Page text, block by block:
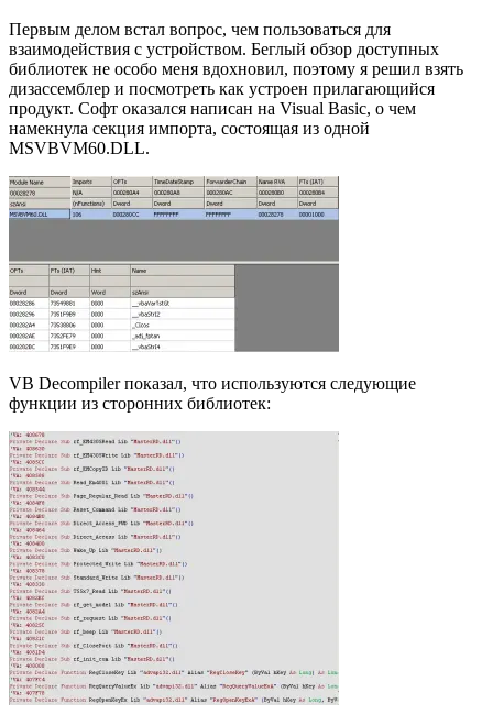
Первым делом встал вопрос, чем пользоваться для
взаимодействия с устройством. Беглый обзор доступных
библиотек не особо меня вдохновил, поэтому я решил взять
дизассемблер и посмотреть как устроен прилагающийся
продукт. Софт оказался написан на Visual Basic, о чем
намекнула секция импорта, состоящая из одной
MSVBVM60.DLL.
VB Decompiler показал, что используются следующие
функции из сторонних библиотек: